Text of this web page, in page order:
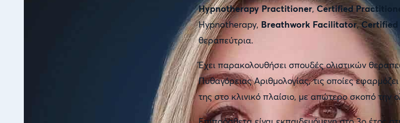
Hypnotherapy Practitioner,Certified
Hypnotherapy, Breathwork Facilitator,Certified
θεραπεύτρια.
Έχει παρακολουθήσει σπουδές ολιστικών
Πυθαγόρειας Αριθμολογίας, τις οποίες
της στο κλινικό πλαίσιο, με απώτερο σκοπό την